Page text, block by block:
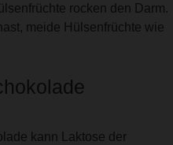
rocken den Darm.
meide Hülsenfrüchte wie
kann Laktose der